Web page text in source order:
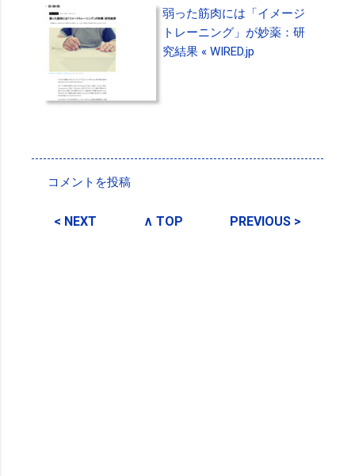
弱った筋肉には「イメージ
トレーニング」が妙薬：研
究結果 « WIRED.jp
メ
コメントを投稿
< NEXT ∧ TOP PREVIOUS >